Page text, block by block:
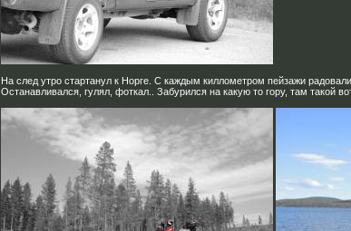
На след утро стартанул к Норге. С каждым киллометром пейзажи
Останавливался, гулял, фоткал.. Забурился на какую то гору, там такой